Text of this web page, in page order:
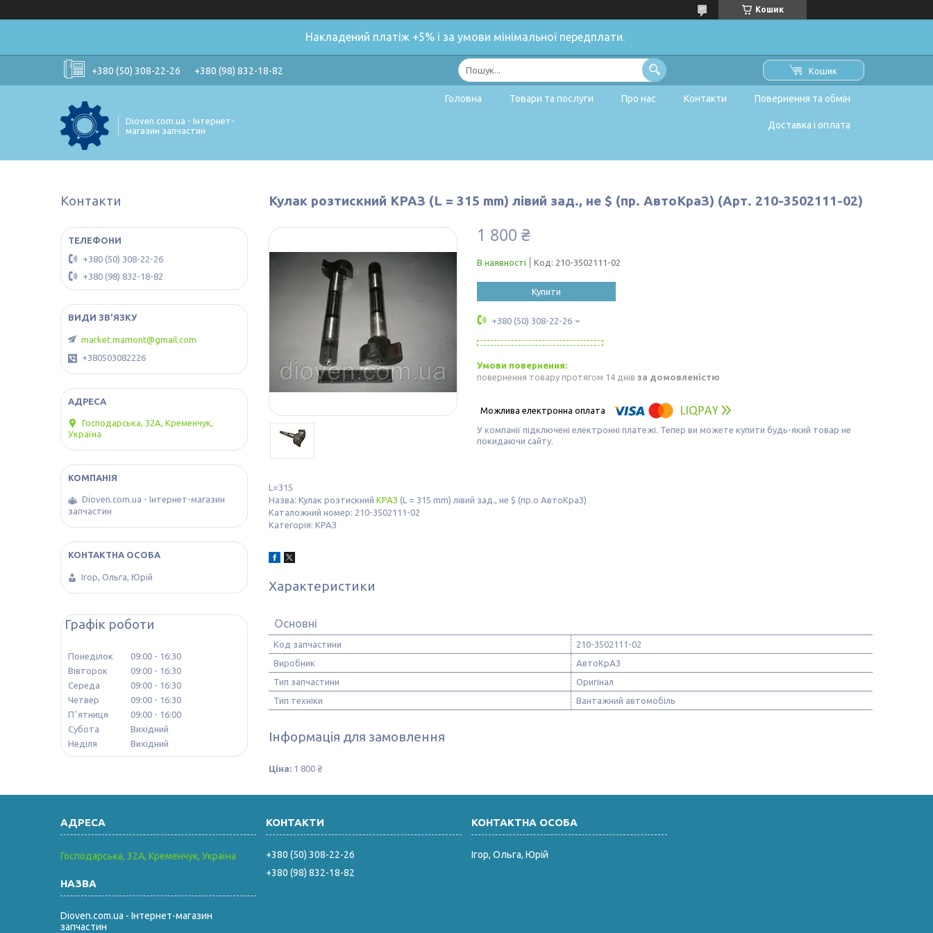
Кошик
Накладений платіж +5% і за умови мінімальної передплати.
+380 (50) 308-22-26 +380 (98) 832-18-82 Кошик
Dioven.com.ua - Інтернет-
магазин запчастин
Головна Товари та послуги Про нас Контакти Повернення та обмін
Доставка і оплата
Кулак розтискний КРАЗ (L = 315 mm) лівий зад., не $ (пр. АвтоКраЗ) (Арт. 210-3502111-02)
1 800 ₴
В наявності Код: 210-3502111-02
Купити
+380 (50) 308-22-26
повернення товару протягом 14 днів за домовленістю
У компанії підключені електронні платежі. Тепер ви можете купити будь-який товар не
покидаючи сайту.
L=315
Назва: Кулак розтискний КРАЗ (L = 315 mm) лівий зад., не $ (пр.о АвтоКраЗ)
Каталожний номер: 210-3502111-02
Категорія: КРАЗ
Характеристики
Основні
Код запчастини
210-3502111-02
Виробник
АвтоКрАЗ
Тип запчастини
Оригінал
Тип техніки
Вантажний автомобіль
Інформація для замовлення
Ціна: 1 800 ₴
Контакти
+380 (50) 308-22-26
+380 (98) 832-18-82
market.mamont@gmail.com
+380503082226
Господарська, 32А, Кременчук,
Україна
Dioven.com.ua - Інтернет-магазин
запчастин
Ігор, Ольга, Юрій
Графік роботи
Понеділок 09:00
16:30
Вівторок
09:00
16:30
Середа
09:00
16:30
Четвер
09:00
16:30
Пʼятниця
09:00
16:00
Субота
Вихідний
Неділя
Вихідний
Господарська, 32А, Кременчук, Україна
Dioven.com.ua - Інтернет-магазин
запчастин
+380 (50) 308-22-26
+380 (98) 832-18-82
Ігор, Ольга, Юрій